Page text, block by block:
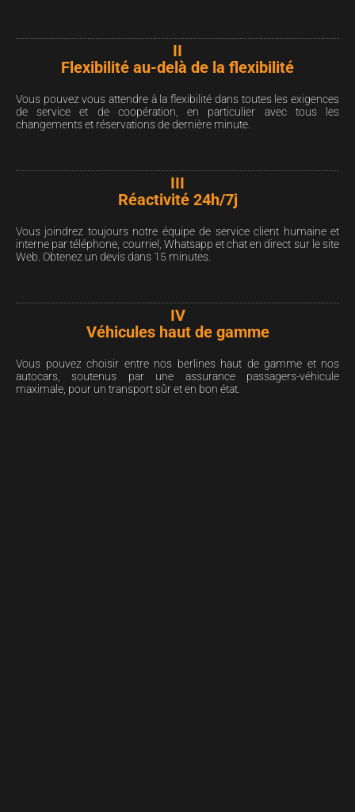
II
Flexibilité au-delà de la flexibilité
Vous pouvez vous attendre à la flexibilité dans toutes les exigences
de service et de coopération, en particulier avec tous les
changements et réservations de dernière minute.
III
Réactivité 24h/7j
Vous joindrez toujours notre équipe de service client humaine et
interne par téléphone, courriel, Whatsapp et chat en direct sur le site
Web. Obtenez un devis dans 15 minutes.
IV
Véhicules haut de gamme
Vous pouvez choisir entre nos berlines haut de gamme et nos
autocars, soutenus par une assurance passagers-véhicule
maximale, pour un transport sûr et en bon état.